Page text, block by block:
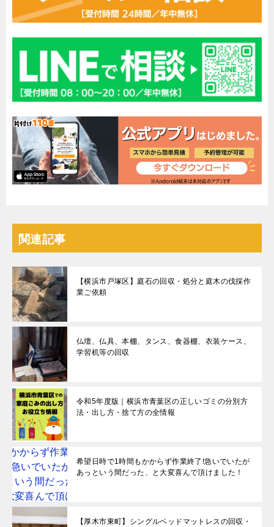
関連記事
【横浜市戸塚区】庭石の回収・処分と庭木の伐採作
業ご依頼
仏壇、仏具、本棚、タンス、食器棚、衣装ケース、
学習机等の回収
令和5年度版｜横浜市青葉区の正しいゴミの分別方
法・出し方・捨て方の全情報
希望日時で1時間もかからず作業終了!急いでいたが
あっという間だった、と大変喜んで頂けました！
【厚木市東町】シングルベッドマットレスの回収・